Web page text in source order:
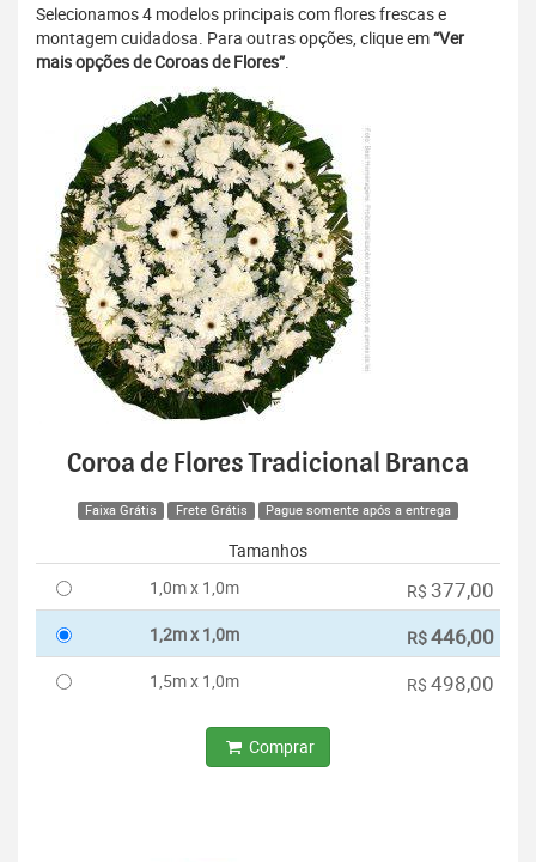
Selecionamos 4 modelos principais com flores frescas e
montagem cuidadosa. Para outras opções, clique em“Ver
mais opções de Coroas de Flores”.
Coroa de Flores Tradicional Branca
Faixa Grátis Frete Grátis Pague somente após a entrega
Tamanhos
1,0m x 1,0m
R$ 377,00
1,2m x 1,0m R$446,00
1,5m x 1,0m R$ 498,00
Comprar